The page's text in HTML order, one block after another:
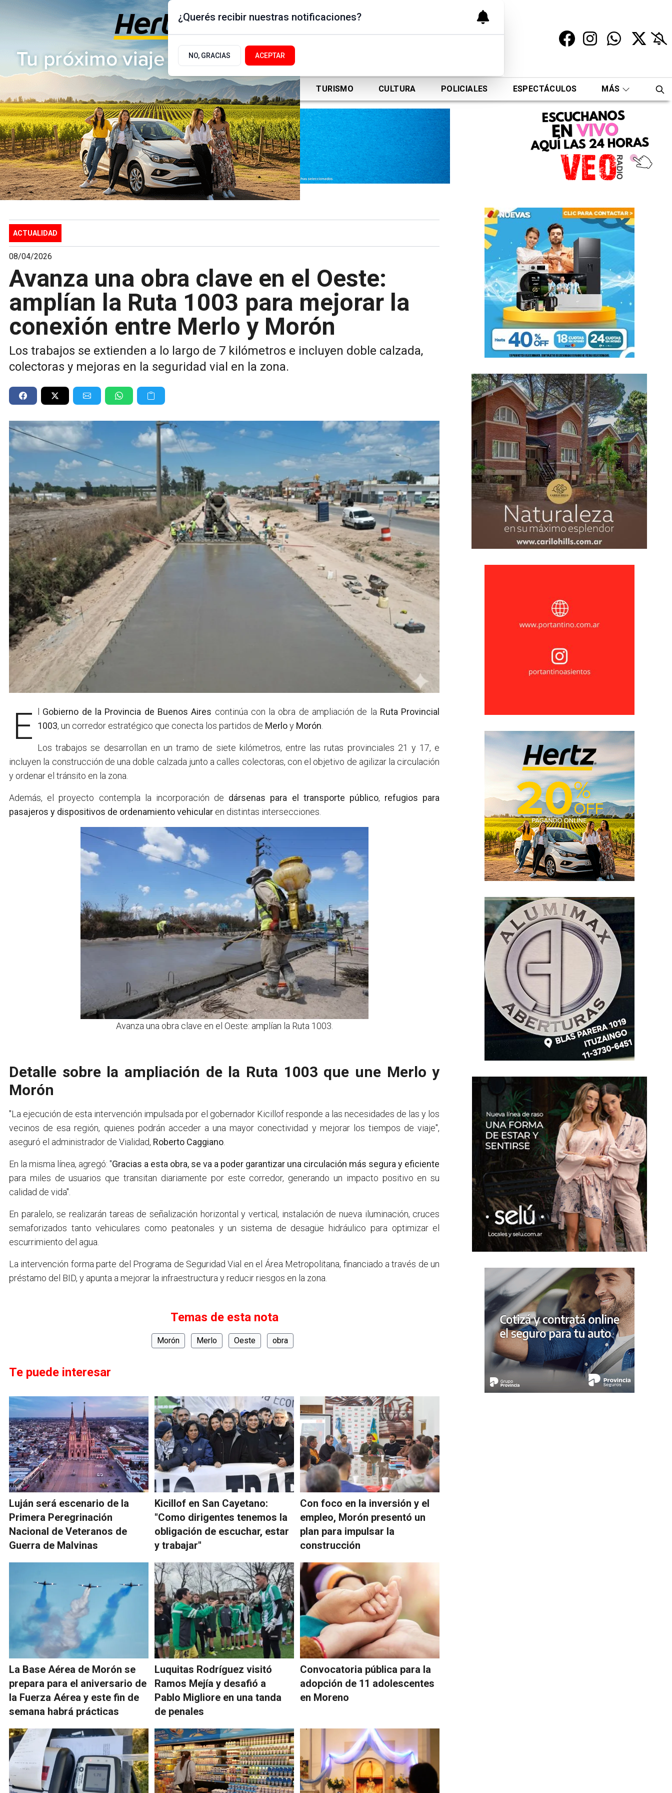
Sábado 8 de Agosto
de 2026
17.9ºc | Buenos Aires, AR
ACTUALIDAD POLÍTICA DEPORTES TURISMO CULTURA POLICIALES ESPECTÁCULOS MÁS
ACTUALIDAD
08/04/2026
Avanza una obra clave en el Oeste:
amplían la Ruta 1003 para mejorar la
conexión entre Merlo y Morón
Los trabajos se extienden a lo largo de 7 kilómetros e incluyen doble calzada,
colectoras y mejoras en la seguridad vial en la zona.
El Gobierno de la Provincia de Buenos Aires continúa con la obra de ampliación de la Ruta Provincial
1003, un corredor estratégico que conecta los partidos de Merloy Morón
Los trabajos se desarrollan en un tramo de siete kilómetros, entre las rutas provinciales 21 y 17, e
incluyen la construcción de una doble calzada junto a calles colectoras, con el objetivo de agilizar la circulación
y ordenar el tránsito en la zona.
Además, el proyecto contempla la incorporación de dársenas para el transporte público, refugios para
pasajeros y dispositivos de ordenamiento vehicular en distintas intersecciones.
Avanza una obra clave en el Oeste: amplían la Ruta 1003.
Detalle sobre la ampliación de la Ruta 1003 que une Merlo y
Morón
"La ejecución de esta intervención impulsada por el gobernador Kicillof responde a las necesidades de las y los
vecinos de esa región, quienes podrán acceder a una mayor conectividad y mejorar los tiempos de viaje",
aseguró el administrador de Vialidad, Roberto Caggiano
En la misma línea, agregó: "Gracias a esta obra, se va a poder garantizar una circulación más segura y eficiente
para miles de usuarios que transitan diariamente por este corredor, generando un impacto positivo en su
calidad de vida".
En paralelo, se realizarán tareas de señalización horizontal y vertical, instalación de nueva iluminación, cruces
semaforizados tanto vehiculares como peatonales y un sistema de desagüe hidráulico para optimizar el
escurrimiento del agua.
La intervención forma parte del Programa de Seguridad Vial en el Área Metropolitana, financiado a través de un
préstamo del BID, y apunta a mejorar la infraestructura y reducir riesgos en la zona.
Temas de esta nota
Morón Merlo Oeste obra
Te puede interesar
Luján será escenario de la
Primera Peregrinación
Nacional de Veteranos de
Guerra de Malvinas
Kicillof en San Cayetano:
"Como dirigentes tenemos la
obligación de escuchar, estar
y trabajar"
Con foco en la inversión y el
empleo, Morón presentó un
plan para impulsar la
construcción
La Base Aérea de Morón se
prepara para el aniversario de
la Fuerza Aérea y este fin de
semana habrá prácticas
Luquitas Rodríguez visitó
Ramos Mejía y desafió a
Pablo Migliore en una tanda
de penales
Convocatoria pública para la
adopción de 11 adolescentes
en Moreno
¿Querés recibir nuestras notificaciones?
NO, GRACIAS ACEPTAR